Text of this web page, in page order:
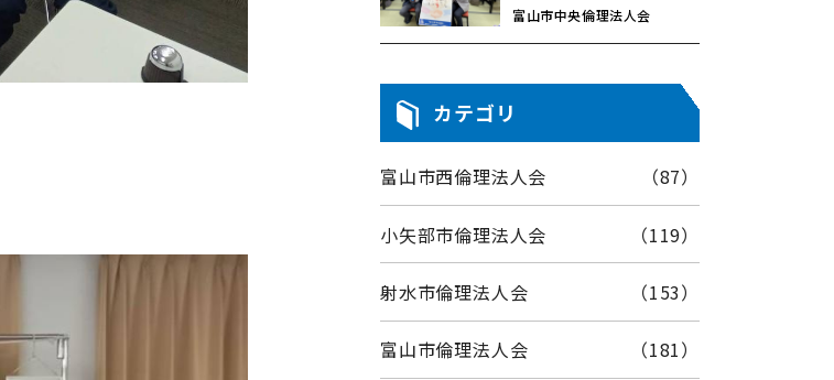
ニングセミナーレポート
富山市中央倫理法人会
カテゴリ
富山市西倫理法人会 （87）
小矢部市倫理法人会 （119）
射水市倫理法人会 （153）
富山市倫理法人会 （181）